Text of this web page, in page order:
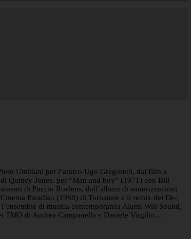
Umiliani per l’amico Ugo Gregoretti, dal film a
Quincy Jones, per “Man and boy” (1971) con Bill
di Puccio Roelens, dall’album di sonorizzazioni
Paradiso (1988) di Tornatore e il remix dei De-
di musica contemporanea Alarm Will Sound,
TMO di Andrea Campanella e Daniele Virgilio…